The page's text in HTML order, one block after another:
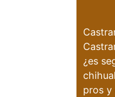
¿es
pros y